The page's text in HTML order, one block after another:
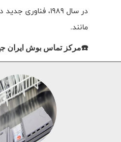
مانند.
☎️مرکز تماس بوش ایران جهت مشاوره